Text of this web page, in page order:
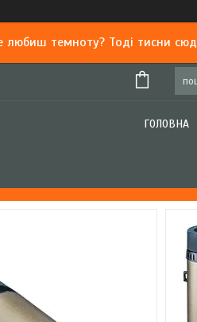
любиш темноту? Тоді тисни
ГОЛОВНА